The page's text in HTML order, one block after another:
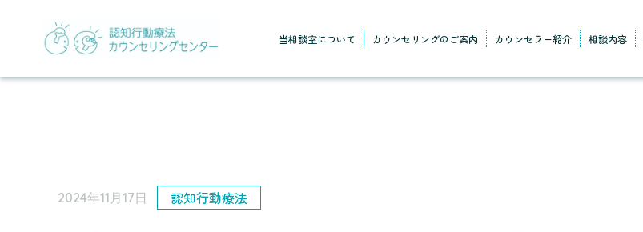
当相談室について カウンセリングのご案内 カウンセラー紹介 相談内容
2024年11月17日 認知行動療法